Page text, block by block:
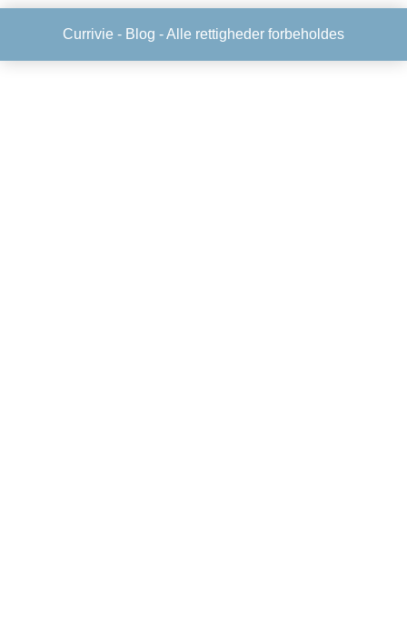
Currivie - Blog - Alle rettigheder forbeholdes